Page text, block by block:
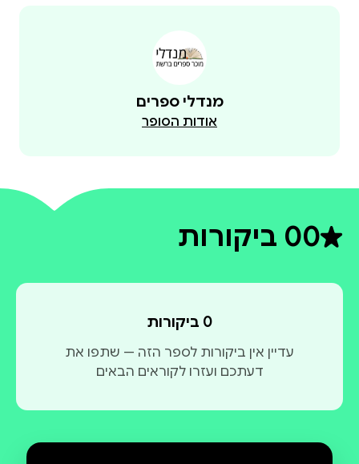
מנדלי ספרים
אודות הסופר
0דירוג ממוצע 0 מתוך 5
0 ביקורות
0 ביקורות
עדיין אין ביקורות לספר הזה — שתפו את
דעתכם ועזרו לקוראים הבאים